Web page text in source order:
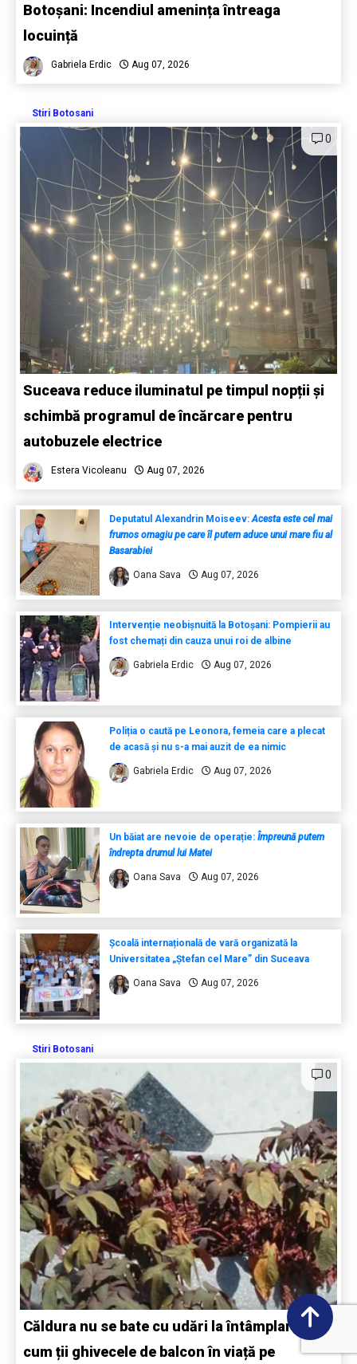
Botoșani: Incendiul amenința întreaga
locuință
Gabriela Erdic Aug 07, 2026
Stiri Botosani
0
Suceava reduce iluminatul pe timpul nopții și
schimbă programul de încărcare pentru
autobuzele electrice
Estera Vicoleanu Aug 07, 2026
Deputatul Alexandrin Moiseev: Acesta este cel mai
frumos omagiu pe care îl putem aduce unui mare fiu al
Basarabiei
Oana Sava Aug 07, 2026
Intervenție neobișnuită la Botoșani: Pompierii au
fost chemați din cauza unui roi de albine
Gabriela Erdic Aug 07, 2026
Poliția o caută pe Leonora, femeia care a plecat
de acasă și nu s-a mai auzit de ea nimic
Gabriela Erdic Aug 07, 2026
Un băiat are nevoie de operație: Împreună putem
îndrepta drumul lui Matei
Oana Sava Aug 07, 2026
Școală internațională de vară organizată la
Universitatea „Ștefan cel Mare” din Suceava
Oana Sava Aug 07, 2026
Stiri Botosani
0
Căldura nu se bate cu udări la întâmplare:
cum ții ghivecele de balcon în viață pe